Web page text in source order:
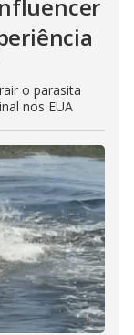
o parasita
nos EUA